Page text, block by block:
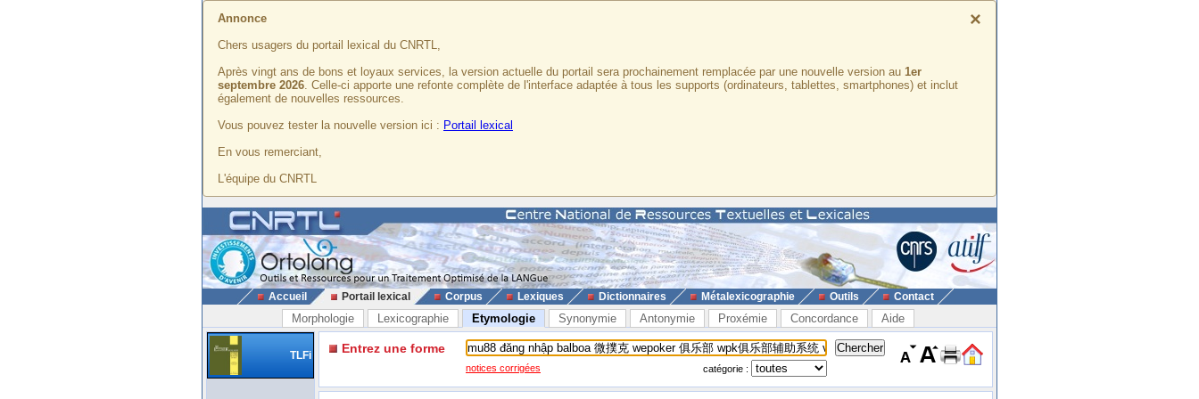
×
Annonce
Chers usagers du portail lexical du CNRTL,
Après vingt ans de bons et loyaux services, la version actuelle du portail sera prochainement remplacée par une nouvelle version au 1er
septembre 2026. Celle-ci apporte une refonte complète de l'interface adaptée à tous les supports (ordinateurs, tablettes, smartphones) et inclut
également de nouvelles ressources.
Vous pouvez tester la nouvelle version ici : Portail lexical
En vous remerciant,
L'équipe du CNRTL
Accueil Portail lexical Corpus Lexiques Dictionnaires Métalexicographie Outils Contact
Morphologie Lexicographie Etymologie Synonymie Antonymie Proxémie Concordance Aide
TLFi Entrez une forme
notices corrigées catégorie :